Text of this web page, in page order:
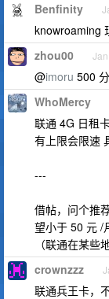
Benfinity
knowroaming
zhou00
@imoru 500
WhoMercy
联通 4G 日租
有上限会限速
---
借帖，问个推
望小于 50 元 /
（联通在某些
crownzzz
联通兵王卡，